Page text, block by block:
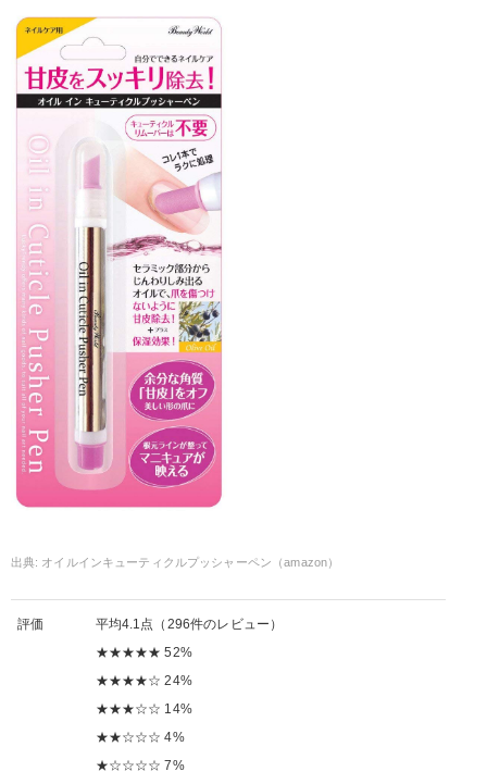
オイルインキューティクルプッシャーペン（amazon）
評価
平均4.1点（296件のレビュー）
★★★★★ 52%
★★★★☆ 24%
★★★☆☆ 14%
★★☆☆☆ 4%
★☆☆☆☆ 7%